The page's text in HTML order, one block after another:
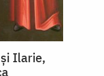
Ilarie,